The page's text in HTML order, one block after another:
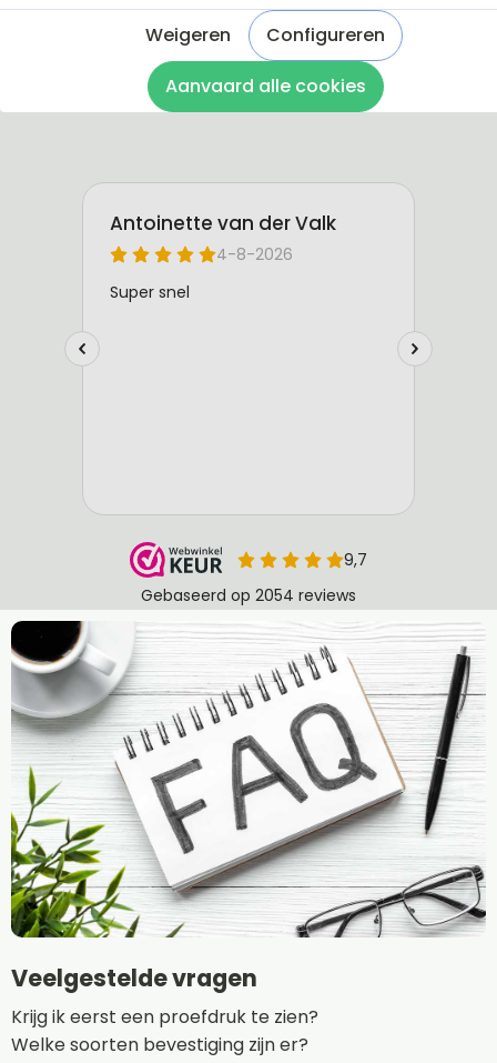
Bekijk de instructie
Veelgestelde vragen
Krijg ik eerst een proefdruk te zien?
Welke soorten bevestiging zijn er?
Weigeren
Configureren
Aanvaard alle cookies